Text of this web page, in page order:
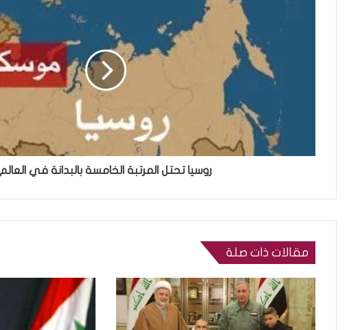
روسيا تحتل المرتبة الخامسة بالبدانة في العالم
مقالات ذات صلة